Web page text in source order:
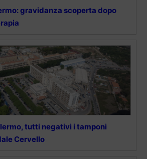
gravidanza scoperta dopo
tutti negativi i tamponi
Cervello